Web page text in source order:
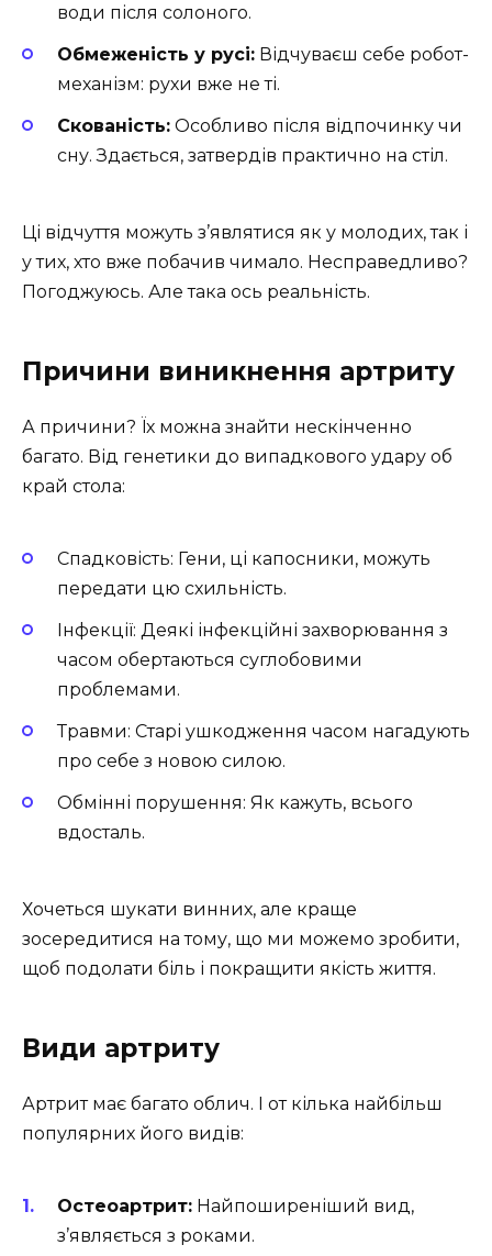
води після солоного.
Обмеженість у русі: Відчуваєш себе робот-
механізм: рухи вже не ті.
Скованість: Особливо після відпочинку чи
сну. Здається, затвердів практично на стіл.
Ці відчуття можуть з’являтися як у молодих, так і
у тих, хто вже побачив чимало. Несправедливо?
Погоджуюсь. Але така ось реальність.
Причини виникнення артриту
А причини? Їх можна знайти нескінченно
багато. Від генетики до випадкового удару об
край стола:
Спадковість: Гени, ці капосники, можуть
передати цю схильність.
Інфекції: Деякі інфекційні захворювання з
часом обертаються суглобовими
проблемами.
Травми: Старі ушкодження часом нагадують
про себе з новою силою.
Обмінні порушення: Як кажуть, всього
вдосталь.
Хочеться шукати винних, але краще
зосередитися на тому, що ми можемо зробити,
щоб подолати біль і покращити якість життя.
Види артриту
Артрит має багато облич. І от кілька найбільш
популярних його видів:
Остеоартрит: Найпоширеніший вид,
з’являється з роками.